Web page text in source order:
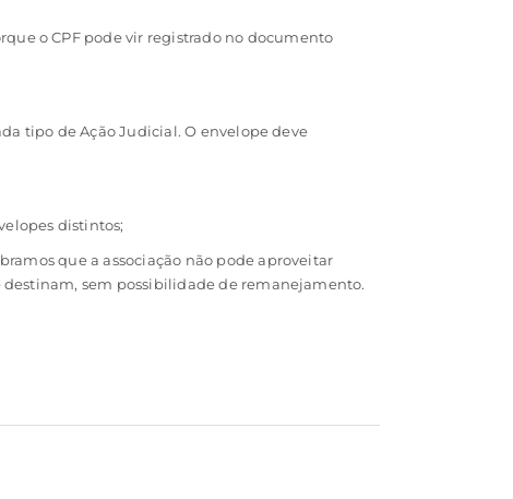
o CPF pode vir registrado no documento
tipo de Ação Judicial. O envelope deve
distintos;
que a associação não pode aproveitar
sem possibilidade de remanejamento.